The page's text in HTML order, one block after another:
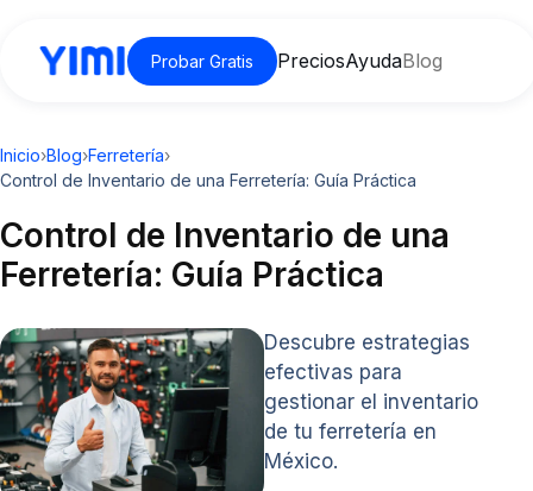
Probar Gratis PreciosAyudaBlog
Inicio›Blog›Ferretería›
Control de Inventario de una Ferretería: Guía Práctica
Control de Inventario de una
Ferretería: Guía Práctica
Descubre estrategias
efectivas para
gestionar el inventario
de tu ferretería en
México.